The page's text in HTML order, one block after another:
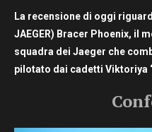
La recensione di oggi
JAEGER) Bracer Phoenix, il
squadra dei Jaeger che
pilotato dai cadetti Viktoriya